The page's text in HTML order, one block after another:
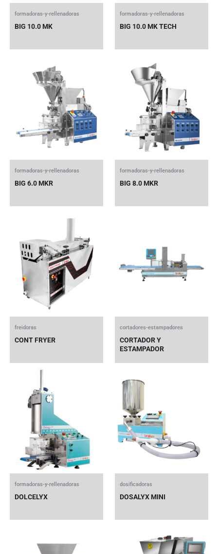
formadoras-y-rellenadoras
BIG 10.0 MK
formadoras-y-rellenadoras
BIG 10.0 MK TECH
formadoras-y-rellenadoras
BIG 6.0 MKR
formadoras-y-rellenadoras
BIG 8.0 MKR
freidoras
CONT FRYER
cortadores-estampadores
CORTADOR Y
ESTAMPADOR
formadoras-y-rellenadoras
DOLCELYX
dosificadoras
DOSALYX MINI